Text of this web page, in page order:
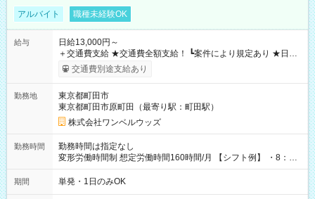
アルバイト 職種未経験OK
給与
日給13,000円～
＋交通費支給 ★交通費全額支給！ ┗案件により規定あり ★日払
いOK！（規定あり） ┗働いたその日に現金GET♪ お仕事後はコ
ンビニATMから 日払い分を引き落とせます！ 【試用期間】試
交通費別途支給あり
勤務地
東京都町田市
東京都町田市原町田（最寄り駅：町田駅）
株式会社ワンベルウッズ
勤務時間
勤務時間は指定なし
変形労働時間制 想定労働時間160時間/月 【シフト例】 ・8：00
～21：00
期間 単発・1日のみOK